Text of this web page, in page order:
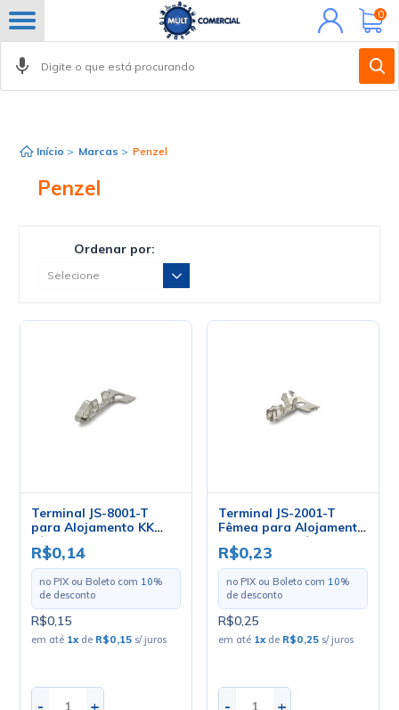
Minha
conta
0
Início > Marcas > Penzel
Penzel
Ordenar por:
Terminal JS-8001-T
para Alojamento KK
Fêmea passo 2.54mm -
Unitário
R$0,14
no PIX ou Boleto com 10%
de desconto
R$0,15
em até 1x de R$0,15 s/ juros
- +
Terminal JS-2001-T
Fêmea para Alojamento
JS-2001 - Unitário -
Penzel
R$0,23
no PIX ou Boleto com 10%
de desconto
R$0,25
em até 1x de R$0,25 s/ juros
- +